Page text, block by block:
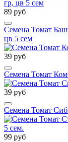
89 руб
Семена Томат
цв 5 сем
39 руб
Семена Томат
39 руб
Семена Томат
99 руб